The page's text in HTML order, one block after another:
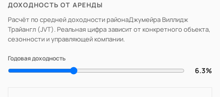
ДОХОДНОСТЬ ОТ АРЕНДЫ
Расчёт по средней доходности районаДжумейра Виллидж
Трайангл (JVT). Реальная цифра зависит от конкретного объекта,
сезонности и управляющей компании.
Годовая доходность
6.3%